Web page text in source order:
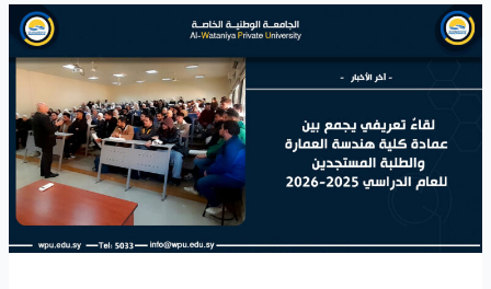
لقاءٌ
تعريفي
يجمع
بين
عمادة
كلية
هندسة
العمارة
المستجدين